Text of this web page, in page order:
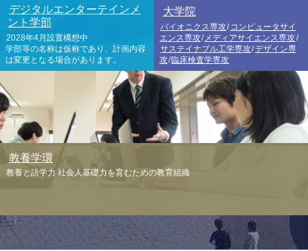
デジタルエンターテインメ
ント学部
2028年4月設置構想中
学部等の名称は仮称であり、計画内容
は変更となる場合があります。
大学院
バイオニクス専攻/ コンピュータサイ
エンス専攻/ メディアサイエンス専攻/
サステイナブル工学専攻/デザイン専
攻/臨床検査学専攻
教養学環
教養と語学力 社会人基礎力を育むための教育組織